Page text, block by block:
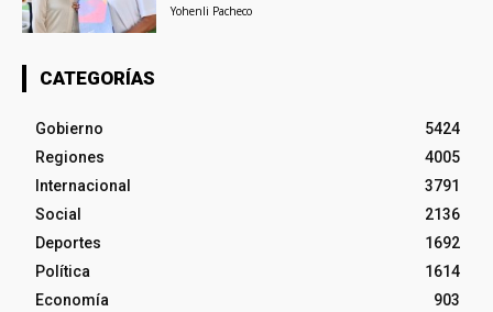
Yohenli Pacheco
CATEGORÍAS
Gobierno
5424
Regiones
4005
Internacional
3791
Social
2136
Deportes
1692
Política
1614
Economía
903